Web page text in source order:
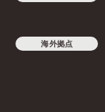
海外拠点